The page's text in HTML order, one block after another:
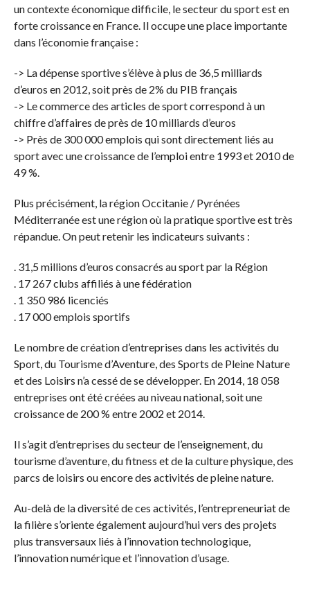
un contexte économique difficile, le secteur du sport est en
forte croissance en France. Il occupe une place importante
dans l’économie française :
-> La dépense sportive s’élève à plus de 36,5 milliards
d’euros en 2012, soit près de 2% du PIB français
-> Le commerce des articles de sport correspond à un
chiffre d’affaires de près de 10 milliards d’euros
-> Près de 300 000 emplois qui sont directement liés au
sport avec une croissance de l’emploi entre 1993 et 2010 de
49 %.
Plus précisément, la région Occitanie / Pyrénées
Méditerranée est une région où la pratique sportive est très
répandue. On peut retenir les indicateurs suivants :
. 31,5 millions d’euros consacrés au sport par la Région
. 17 267 clubs affiliés à une fédération
. 1 350 986 licenciés
. 17 000 emplois sportifs
Le nombre de création d’entreprises dans les activités du
Sport, du Tourisme d’Aventure, des Sports de Pleine Nature
et des Loisirs n’a cessé de se développer. En 2014, 18 058
entreprises ont été créées au niveau national, soit une
croissance de 200 % entre 2002 et 2014.
Il s’agit d’entreprises du secteur de l’enseignement, du
tourisme d’aventure, du fitness et de la culture physique, des
parcs de loisirs ou encore des activités de pleine nature.
Au-delà de la diversité de ces activités, l’entrepreneuriat de
la filière s’oriente également aujourd’hui vers des projets
plus transversaux liés à l’innovation technologique,
l’innovation numérique et l’innovation d’usage.